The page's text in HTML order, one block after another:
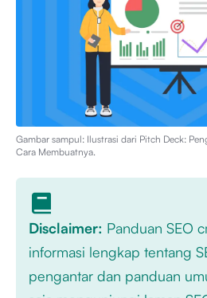
Gambar sampul: Ilustrasi dari Pitch Deck:
Cara Membuatnya.
Disclaimer: Panduan SEO
informasi lengkap tentang
pengantar dan panduan